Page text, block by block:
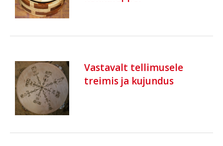
Vastavalt tellimusele
treimis ja kujundus